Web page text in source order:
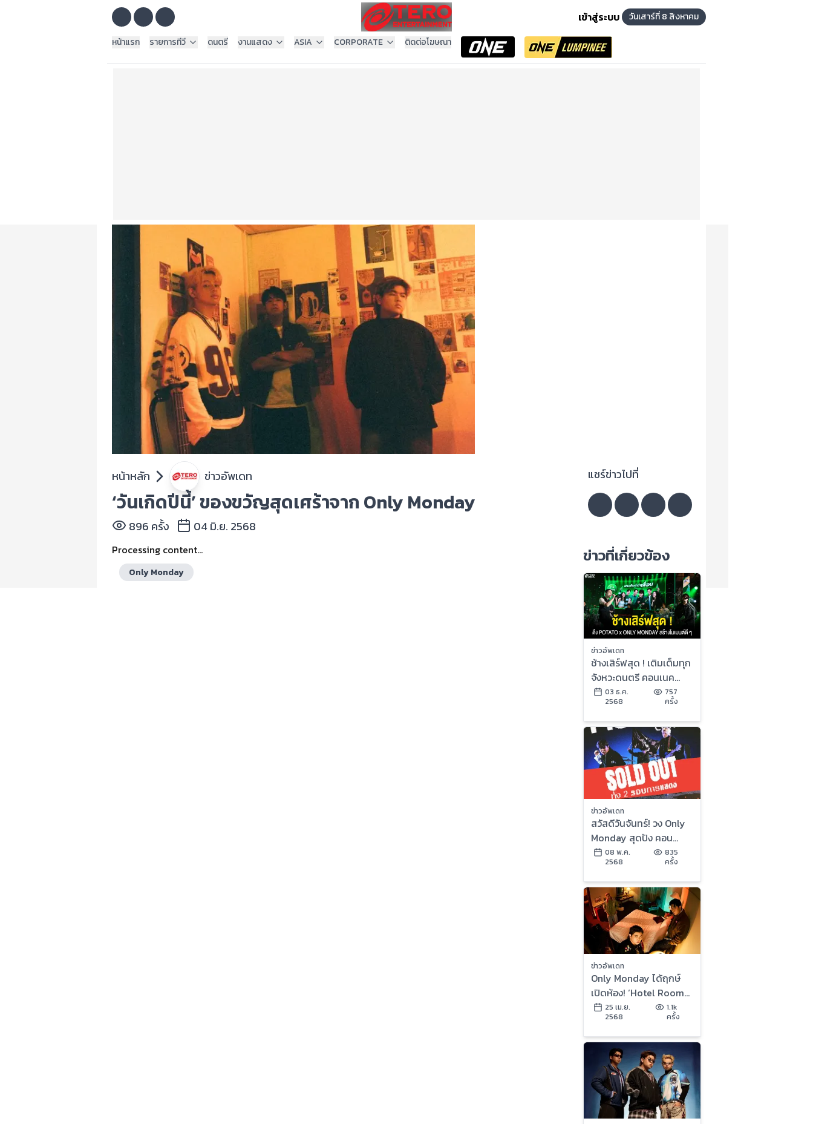
เข้าสู่ระบบ
วันเสาร์ที่ 8 สิงหาคม
หน้าแรก
รายการทีวี ดนตรี งานแสดง ASIA CORPORATE ติดต่อโฆษณา
หน้าหลัก ข่าวอัพเดท
‘วันเกิดปีนี้’ ของขวัญสุดเศร้าจาก Only Monday
896 ครั้ง 04 มิ.ย. 2568
Processing content...
Only Monday
แชร์ข่าวไปที่
ข่าวที่เกี่ยวข้อง
ข่าวอัพเดท
ช้างเสิร์ฟสุด ! เติมเต็มทุก
จังหวะดนตรี คอนเนค
เชื่อมทุกเจเนอเรชันดึง
POTATO x ONLY
MONDAY ชวนเพื่อน ๆ
มาสร้างโมเมนต์ดี ๆ ไป
ด้วยกัน ผ่านมิวสิค
แคมเปญสุดปังแห่งปี
“เติมเต็มคำว่าเพื่อน”
03 ธ.ค.
2568
757
ครั้ง
ข่าวอัพเดท
สวัสดีวันจันทร์! วง Only
Monday สุดปัง คอน
เสิร์ตใหญ่ครัังแรก Sold
out ทันทีหลังเปิดขายทั้ง
2 รอบการแสดง
08 พ.ค.
2568
835
ครั้ง
ข่าวอัพเดท
Only Monday ได้ฤกษ์
เปิดห้อง! ‘Hotel Room
302’ อัลบั้มชุดที่ 2 บริทป็
อบติดหู เนื้อหาโดนใจ
ก่อนไปจัดเต็มใน
คอนเสิร์ต ‘WE ARE
ONLY MONDAY’
25 เม.ย.
2568
1.1k
ครั้ง